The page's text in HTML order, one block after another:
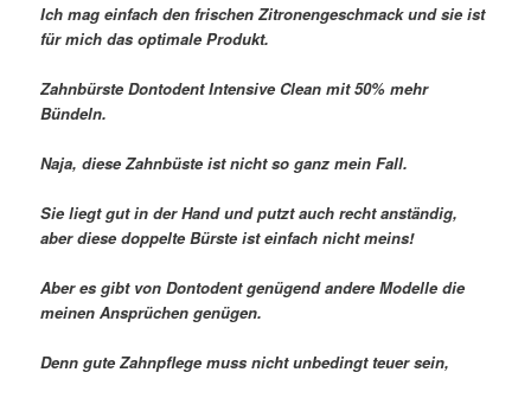
Ich mag einfach den frischen Zitronengeschmack und sie ist
für mich das optimale Produkt.
Zahnbürste Dontodent Intensive Clean mit 50% mehr
Bündeln.
Naja, diese Zahnbüste ist nicht so ganz mein Fall.
Sie liegt gut in der Hand und putzt auch recht anständig,
aber diese doppelte Bürste ist einfach nicht meins!
Aber es gibt von Dontodent genügend andere Modelle die
meinen Ansprüchen genügen.
Denn gute Zahnpflege muss nicht unbedingt teuer sein,